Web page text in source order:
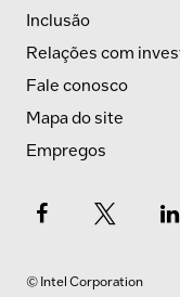
Inclusão
Relações com
Fale conosco
Mapa do site
Empregos
© Intel Corporation